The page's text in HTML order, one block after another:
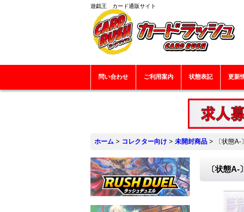
遊戯王 カード通販サイト
問い合わせ ご利用案内 状態表記 更新
ホーム > コレクター向け > 未開封商品 > 〔状態
〔状態